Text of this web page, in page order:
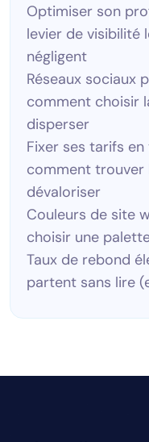
Optimiser son
levier de visibilité
négligent
Réseaux sociaux
comment choisir
disperser
Fixer ses tarifs
comment trouver
dévaloriser
Couleurs de site
choisir une
Taux de rebond
partent sans lire